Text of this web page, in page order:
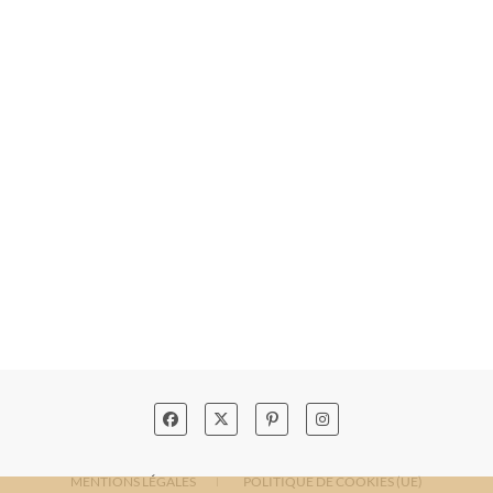
MENTIONS LÉGALES POLITIQUE DE COOKIES (UE)